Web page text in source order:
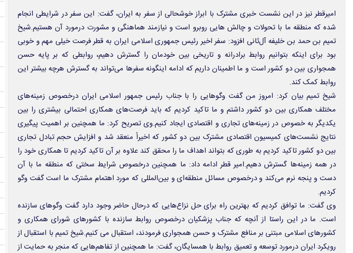
امیرقطر نیز در این نشست خبری مشترک با ابراز خوشحالی از سفر به ایران، گفت: این سفر در شرایطی انجام
شده که منطقه ما با تحولات و چالش هایی روبرو است و نیازمند هماهنگی و مشورت درمورد آن هستیم.شیخ
تمیم بن حمد بن خلیفه آل‌ثانی افزود: سفر اخیر رئیس جمهوری اسلامی ایران به قطر فرصت خیلی مهم و خوبی
بود برای اینکه بتوانیم روابط برادرانه و تاریخی بین خودمان را گسترش دهیم، روابطی که بر پایه حسن
همجواری بین دو کشور است و ما اطمینان داریم که ادامه اینگونه سفرها می‌تواند به گسترش هرچه بیشتر این
روابط کمک کند.
شیخ تمیم بیان کرد: امروز من گفت وگوهایی را با جناب رئیس جمهور اسلامی ایران درخصوص زمینه‌های
مختلف همکاری بین دو کشور داشتم و ما تاکید کردیم که باید فرصت‌های همکاری احتمالی بیشتری را بین
یکدیگر به خصوص در زمینه‌های تجاری و اقتصادی ایجاد کنیم.وی تصریح کرد: ما همچنین بر اهمیت پیگیری
نتایج نشست‌های کمیسیون اقتصادی مشترک بین دو کشور که اخیراً منعقد شد و افزایش حجم تبادل تجاری
بین دو کشور تاکید کردیم به طوری که بتواند اهداف ما را محقق کند علاوه بر آن تاکید کردیم تا همکاری خود را
در همه زمینه‌ها گسترش دهیم.امیر قطر ادامه داد: ما همچنین درخصوص شرایط سختی که منطقه ما با آن
دست و پنجه نرم می‌کند و درخصوص مسائل منطقه‌ای و بین‌المللی که مورد اهتمام مشترک ما است گفت وگو
کردیم.
وی گفت: ما توافق کردیم که بهترین راه برای حل نزاع‌هایی که درحال حاضر وجود دارد گفت وگوهای سازنده
است. ما در این راستا از آنچه که جناب پزشکیان درخصوص روابط سازنده با کشورهای شورای همکاری و
کشورهای اسلامی مبتنی بر منافع مشترک و حسن همجواری فرمودند، استقبال می کنیم.شیخ تمیم با استقبال از
رویکرد ایران درمورد توسعه و تعمیق روابط با همسایگان، گفت: ما همچنین از تفاهم‌هایی که منجر به حمایت از